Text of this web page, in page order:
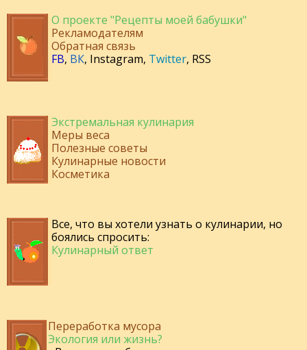
О проекте "Рецепты моей бабушки"
Рекламодателям
Обратная связь
FB, ВК, Instagram, Twitter, RSS
Экстремальная кулинария
Меры веса
Полезные советы
Кулинарные новости
Косметика
Все, что вы хотели узнать о кулинарии, но
боялись спросить:
Кулинарный ответ
Переработка мусора
Экология или жизнь?